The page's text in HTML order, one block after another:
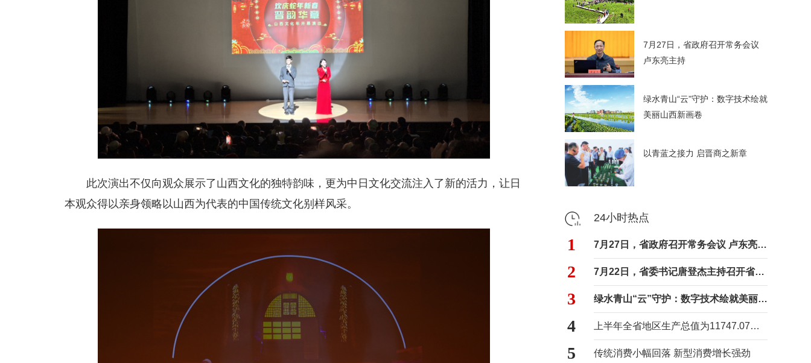
此次演出不仅向观众展示了山西文化的独特韵味，更为中日文化交流注入了新的活力，让日
本观众得以亲身领略以山西为代表的中国传统文化别样风采。
7月27日，省政府召开常务会议
卢东亮主持
绿水青山“云”守护：数字技术绘就
美丽山西新画卷
以青蓝之接力 启晋商之新章
24小时热点
1 7月27日，省政府召开常务会议 卢东亮主持
2 7月22日，省委书记唐登杰主持召开省委常委会会议
3 绿水青山“云”守护：数字技术绘就美丽山西新画卷
4 上半年全省地区生产总值为11747.07亿元
5 传统消费小幅回落 新型消费增长强劲